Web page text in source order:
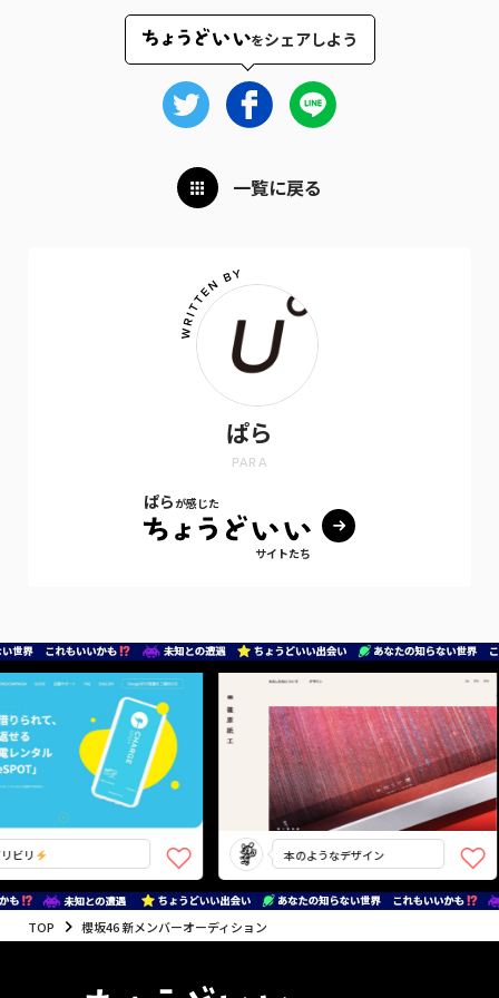
をシェアしよう
一覧に戻る
ぱら
PARA
ぱらが感じた
サイトたち
リ 本のようなデザイン
TOP 櫻坂46 新メンバーオーディション